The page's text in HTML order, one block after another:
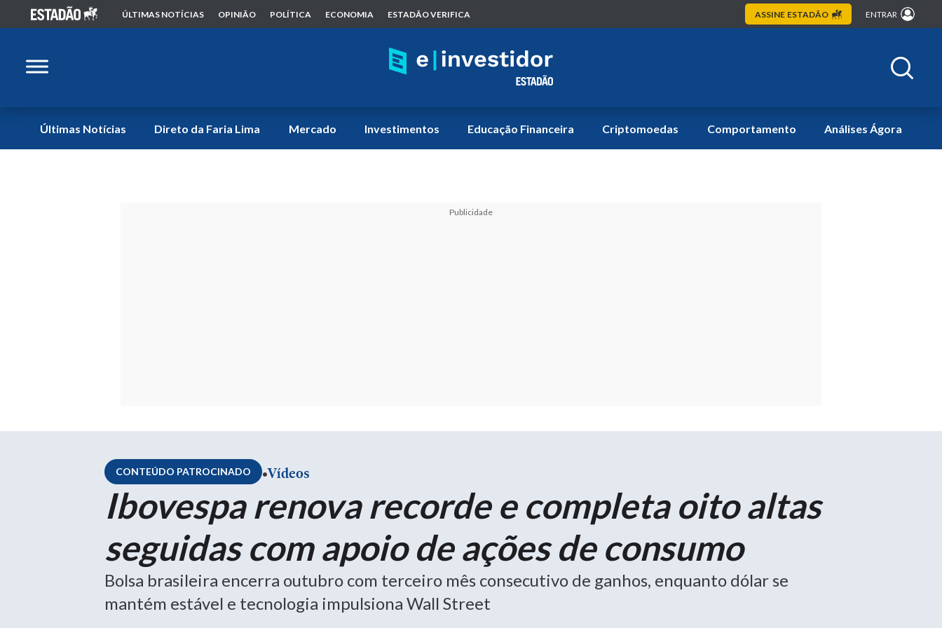
ÚLTIMAS NOTÍCIAS OPINIÃO POLÍTICA ECONOMIA ESTADÃO VERIFICA ASSINE ESTADÃO ENTRAR
Últimas Notícias Direto da Faria Lima Mercado Investimentos Educação Financeira Criptomoedas Comportamento Análises Ágora
Publicidade
CONTEÚDO PATROCINADO .Vídeos
Ibovespa renova recorde e completa oito altas
seguidas com apoio de ações de consumo
Bolsa brasileira encerra outubro com terceiro mês consecutivo de ganhos, enquanto dólar se
mantém estável e tecnologia impulsiona Wall Street